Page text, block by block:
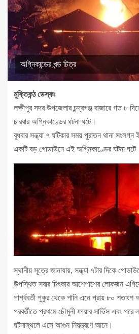
অগ্নিকান্ডের খন্ড চিত্র
মুক্তিকন্ঠ ডেস্কঃ
লক্ষীপুর সদর উপজেলার চন্দ্রগঞ্জ বাজারে গত ৮
চারবার অগ্নিকাণ্ডের ঘটনা ঘটে।
বুধবার সন্ধ্যা ৭ ঘটিকার সময় পুরাতন থানা
একটি বড় গোডাউনে এই অগ্নিকাণ্ডের ঘটনা ঘটে।
স্থানীয় সূত্রে জানাযায়, সন্ধ্যা ৭টার দিকে
উপস্থিত সবার চিৎকার আশেপাশের লোকজন
পার্শ্ববর্তী পুকুর থেকে পানি এনে প্রায় ৮০
পরবর্তীতে প্রথমে চৌমুনী ফায়ার সার্ভিস এবং পরে
ঘটনাস্থলে এসে আগুন নিয়ন্ত্রণে আনে।